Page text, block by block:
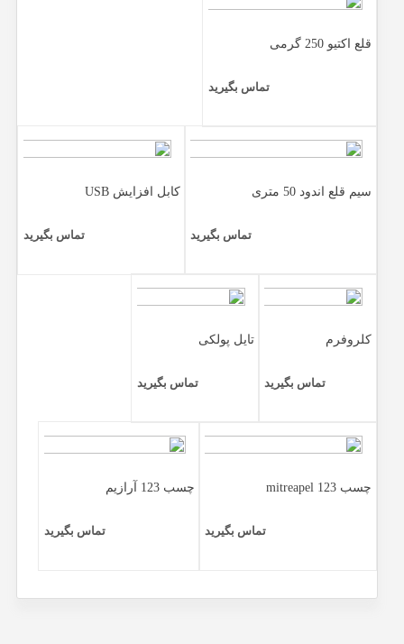
قلع اکتیو 250 گرمی
تماس بگیرید
سیم قلع اندود 50 متری
تماس بگیرید
کابل افزایش USB
تماس بگیرید
کلروفرم
تماس بگیرید
تایل پولکی
تماس بگیرید
چسب 123 mitreapel
تماس بگیرید
چسب 123 آرازیم
تماس بگیرید